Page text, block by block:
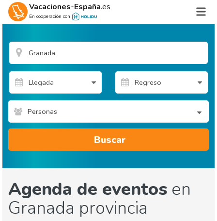
Vacaciones-España.es
En cooperación con
Personas
Buscar
Agenda de eventos en
Granada provincia